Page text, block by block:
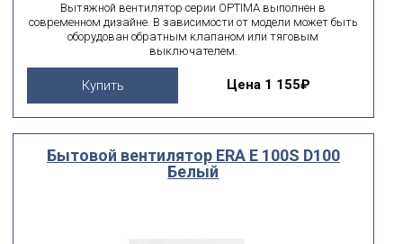
Вытяжной вентилятор серии OPTIMA выполнен в
современном дизайне. В зависимости от модели может быть
оборудован обратным клапаном или тяговым
выключателем.
Купить Цена 1 155₽
Бытовой вентилятор ERA E 100S D100
Белый